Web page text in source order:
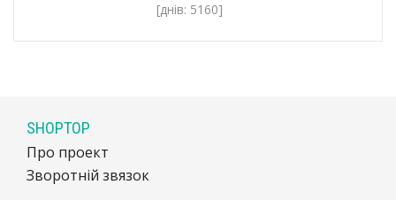
[днів: 5160]
SHOPTOP
Про проект
Зворотній звязок